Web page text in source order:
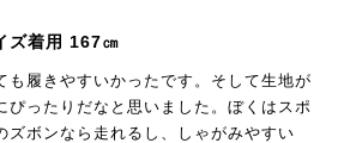
ズ着用 167㎝
も履きやすいかったです。そして生地が
ぴったりだなと思いました。ぼくはスポ
ズボンなら走れるし、しゃがみやすい